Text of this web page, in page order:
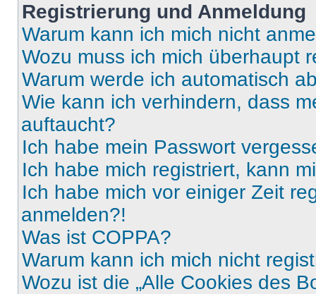
Registrierung und Anmeldung
Warum kann ich mich nicht
Wozu muss ich mich überhaupt
Warum werde ich automatisch
Wie kann ich verhindern, dass
auftaucht?
Ich habe mein Passwort
Ich habe mich registriert, kann
Ich habe mich vor einiger Zeit
anmelden?!
Was ist COPPA?
Warum kann ich mich nicht
Wozu ist die „Alle Cookies des